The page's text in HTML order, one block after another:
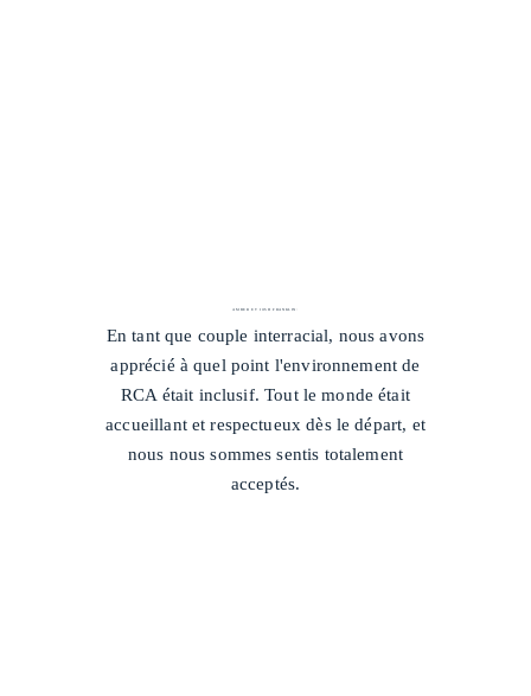
AMBER ET JOSH FRANKLIN
En tant que couple interracial, nous avons
apprécié à quel point l'environnement de
RCA était inclusif. Tout le monde était
accueillant et respectueux dès le départ, et
nous nous sommes sentis totalement
acceptés.